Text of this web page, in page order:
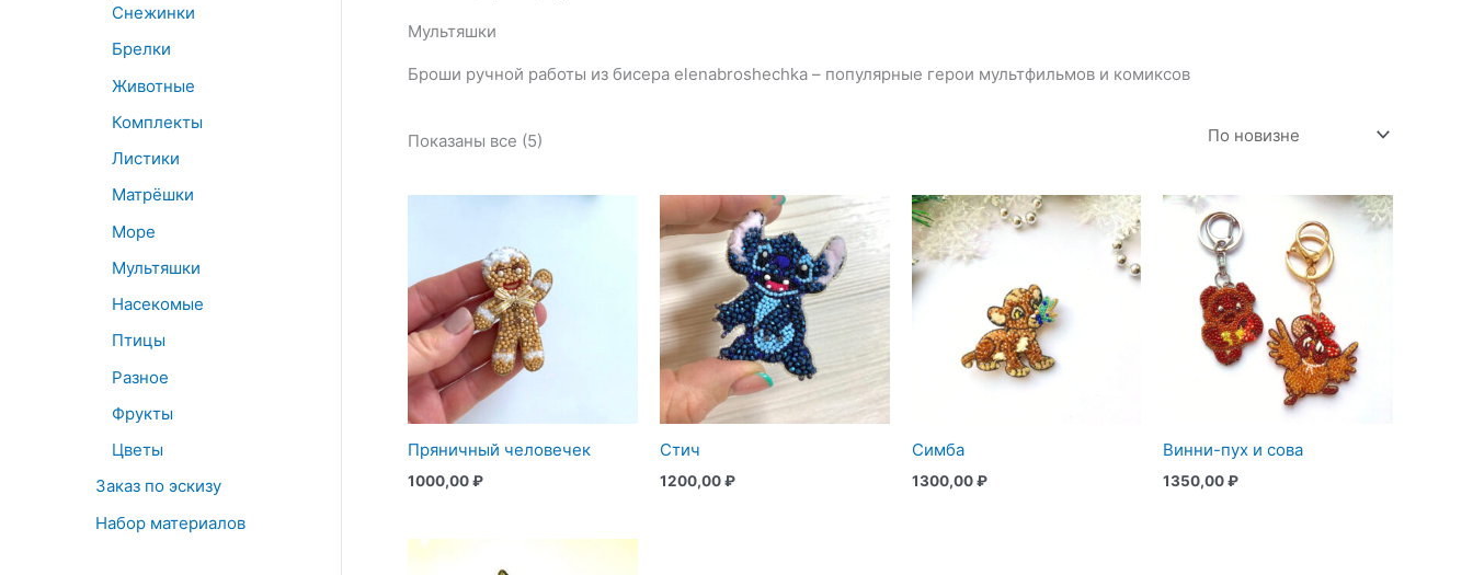
Снежинки
Брелки
Животные
Комплекты
Листики
Матрёшки
Море
Мультяшки
Насекомые
Птицы
Разное
Фрукты
Цветы
Заказ по эскизу
Набор материалов
Мультяшки
Броши ручной работы из бисера elenabroshechka – популярные герои мультфильмов и комиксов
Показаны все (5)
Пряничный человечек
1000,00₽
Стич
1200,00₽
Симба
1300,00₽
Винни-пух и сова
1350,00₽